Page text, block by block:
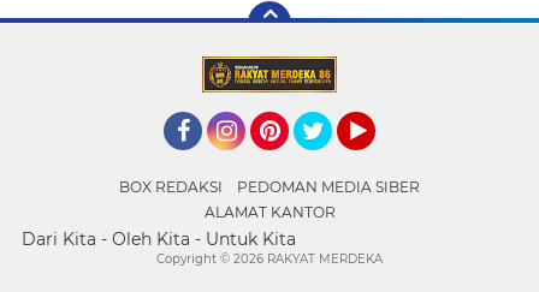
BOX REDAKSI
PEDOMAN MEDIA SIBER
ALAMAT KANTOR
Dari Kita - Oleh Kita - Untuk Kita
Copyright © 2026 RAKYAT MERDEKA